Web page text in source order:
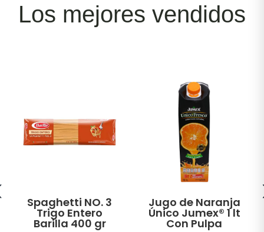
Los mejores vendidos
Spaghetti NO. 3
Trigo Entero
Barilla 400 gr
Jugo de Naranja
Único Jumex® 1 lt
Con Pulpa